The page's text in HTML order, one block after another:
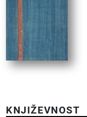
KNJIŽEVNOST